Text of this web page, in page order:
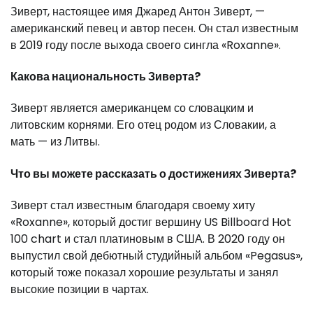
Зиверт, настоящее имя Джаред Антон Зиверт, —
американский певец и автор песен. Он стал известным
в 2019 году после выхода своего сингла «Roxanne».
Какова национальность Зиверта?
Зиверт является американцем со словацким и
литовским корнями. Его отец родом из Словакии, а
мать — из Литвы.
Что вы можете рассказать о достижениях Зиверта?
Зиверт стал известным благодаря своему хиту
«Roxanne», который достиг вершину US Billboard Hot
100 chart и стал платиновым в США. В 2020 году он
выпустил свой дебютный студийный альбом «Pegasus»,
который тоже показал хорошие результаты и занял
высокие позиции в чартах.